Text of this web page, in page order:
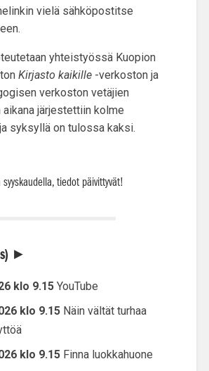
vielä sähköpostitse
yhteistyössä Kuopion
Kirjasto kaikille-verkoston ja
verkoston vetäjien
aikana järjestettiin kolme
syksyllä on tulossa kaksi.
tiedot päivittyvät!
►
klo 9.15YouTube
klo 9.15Näin vältät turhaa
klo 9.15Finna luokkahuone